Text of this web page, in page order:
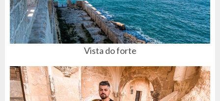
Vista do forte